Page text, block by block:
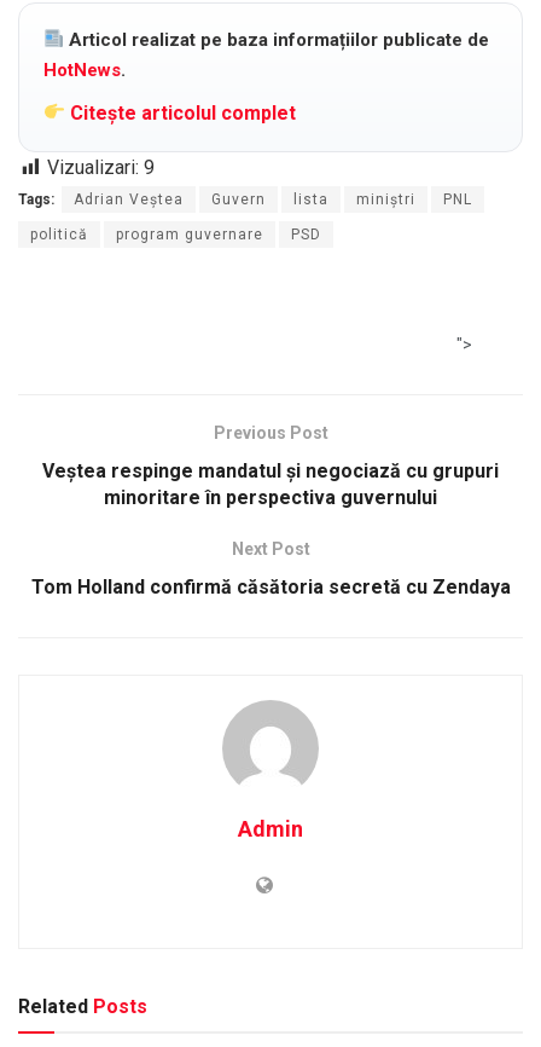
Articol realizat pe baza informațiilor publicate de
HotNews.
Citește articolul complet
Vizualizari: 9
Tags: Adrian Veștea Guvern lista miniştri PNL
politică program guvernare PSD
">
Previous Post
Veștea respinge mandatul și negociază cu grupuri
minoritare în perspectiva guvernului
Next Post
Tom Holland confirmă căsătoria secretă cu Zendaya
Admin
Related Posts